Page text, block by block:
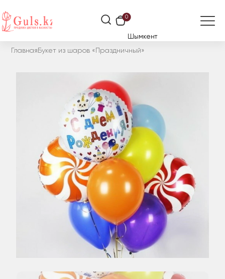
0
Шымкент
Главная Букет из шаров «Праздничный»